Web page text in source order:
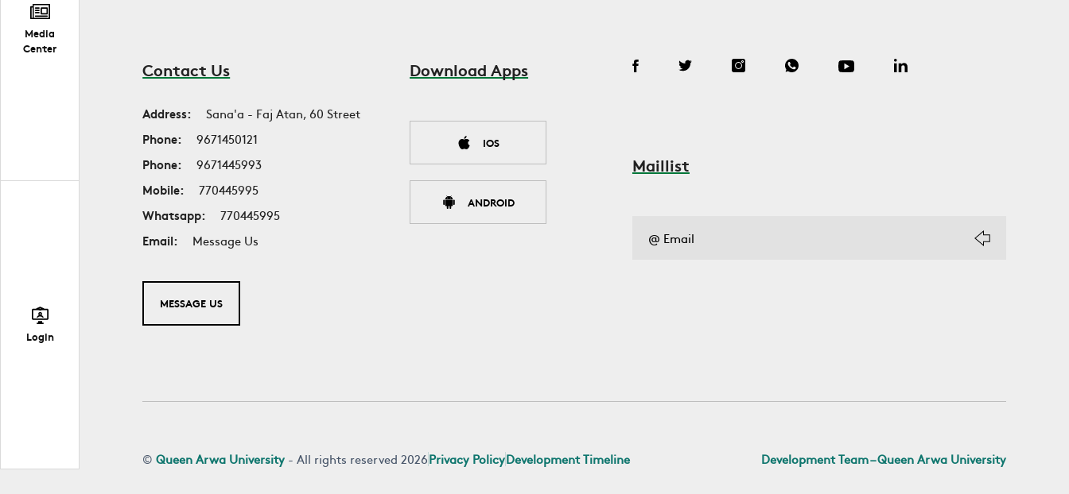
Media
Center
Login
Contact Us
Address:
Sana'a - Faj Atan, 60 Street
Phone:
9671450121
Phone:
9671445993
Mobile:
770445995
Whatsapp:
770445995
Email:
Message Us
MESSAGE US
Download Apps
IOS
ANDROID
Maillist
©Queen Arwa University - All rights reserved 2026Privacy PolicyDevelopment Timeline Development Team – Queen Arwa University